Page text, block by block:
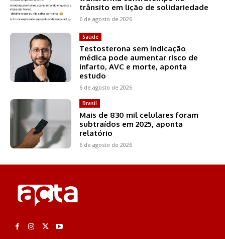
trânsito em lição de solidariedade
6 de agosto de 2026
Saúde
Testosterona sem indicação
médica pode aumentar risco de
infarto, AVC e morte, aponta
estudo
6 de agosto de 2026
Brasil
Mais de 830 mil celulares foram
subtraídos em 2025, aponta
relatório
6 de agosto de 2026